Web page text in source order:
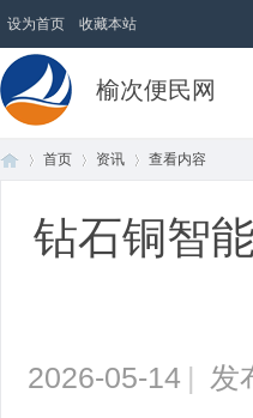
设为首页 收藏本站
榆次便民网
首页
›
资讯 查看内容
钻石铜智
2026-05-14 | 发